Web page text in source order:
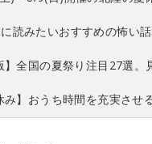
に読みたいおすすめの怖い
】全国の夏祭り注目27選。
み】おうち時間を充実させ